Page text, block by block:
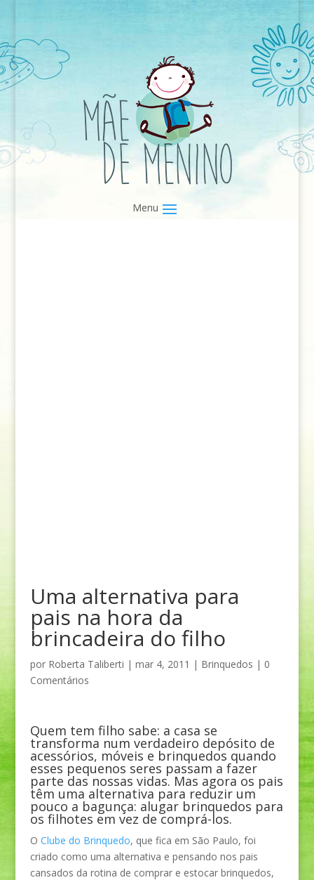
Uma alternativa para
pais na hora da
brincadeira do filho
por Roberta Taliberti | mar 4, 2011 | Brinquedos | 0
Comentários
Quem tem filho sabe: a casa se
transforma num verdadeiro depósito de
acessórios, móveis e brinquedos quando
esses pequenos seres passam a fazer
parte das nossas vidas. Mas agora os pais
têm uma alternativa para reduzir um
pouco a bagunça: alugar brinquedos para
os filhotes em vez de comprá-los.
O Clube do Brinquedo, que fica em São Paulo, foi
criado como uma alternativa e pensando nos pais
cansados da rotina de comprar e estocar brinquedos,